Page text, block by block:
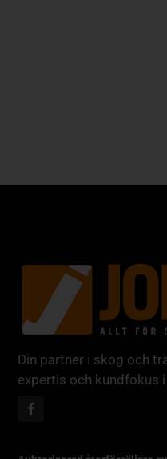
Din partner i skog och
expertis och kundfokus